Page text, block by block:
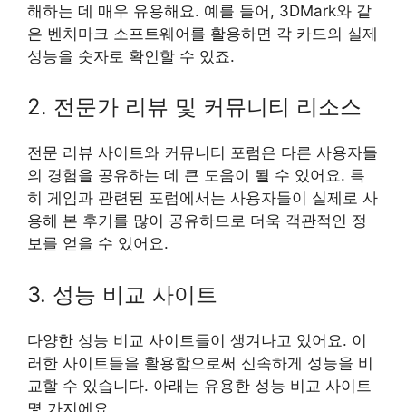
해하는 데 매우 유용해요. 예를 들어, 3DMark와 같
은 벤치마크 소프트웨어를 활용하면 각 카드의 실제
성능을 숫자로 확인할 수 있죠.
2. 전문가 리뷰 및 커뮤니티 리소스
전문 리뷰 사이트와 커뮤니티 포럼은 다른 사용자들
의 경험을 공유하는 데 큰 도움이 될 수 있어요. 특
히 게임과 관련된 포럼에서는 사용자들이 실제로 사
용해 본 후기를 많이 공유하므로 더욱 객관적인 정
보를 얻을 수 있어요.
3. 성능 비교 사이트
다양한 성능 비교 사이트들이 생겨나고 있어요. 이
러한 사이트들을 활용함으로써 신속하게 성능을 비
교할 수 있습니다. 아래는 유용한 성능 비교 사이트
몇 가지에요.